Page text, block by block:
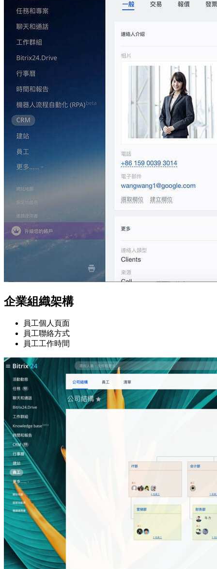
企業組織架構
員工個人頁面
員工聯絡方式
員工工作時間